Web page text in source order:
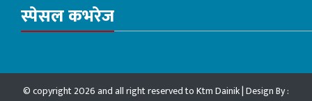
स्पेसल कभरेज
© copyright 2026 and all right reserved to Ktm Dainik | Design By :